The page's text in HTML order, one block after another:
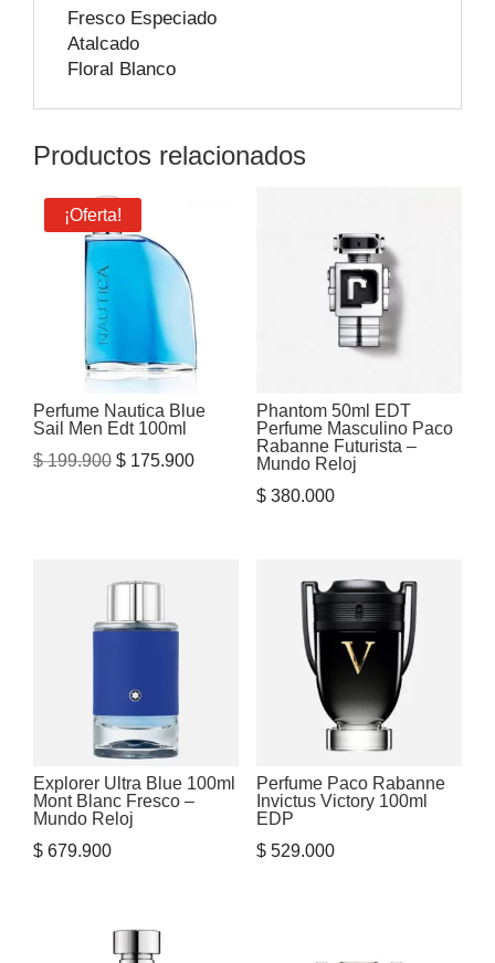
Fresco Especiado
Atalcado
Floral Blanco
Productos relacionados
¡Oferta!
Perfume Nautica Blue
Sail Men Edt 100ml
$199.900 El
$ 175.900El
Phantom 50ml EDT
Perfume Masculino Paco
Rabanne Futurista –
Mundo Reloj
$380.000
Explorer Ultra Blue 100ml
Mont Blanc Fresco –
Mundo Reloj
$ 679.900
Perfume Paco Rabanne
Invictus Victory 100ml
EDP
$529.000